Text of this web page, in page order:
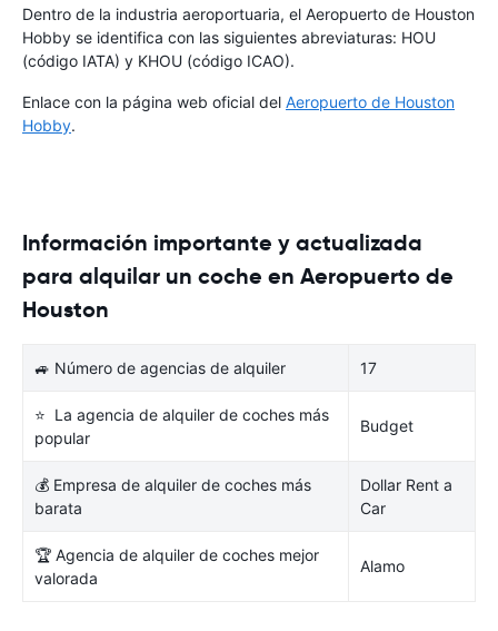
Dentro de la industria aeroportuaria, el Aeropuerto de Houston
Hobby se identifica con las siguientes abreviaturas: HOU
(código IATA) y KHOU (código ICAO).
Enlace con la página web oficial del Aeropuerto de Houston
Hobby.
Información importante y actualizada
para alquilar un coche en Aeropuerto de
Houston
🚙 Número de agencias de alquiler 17
⭐ La agencia de alquiler de coches más
popular
Budget
💰 Empresa de alquiler de coches más
barata
Dollar Rent a
Car
🏆 Agencia de alquiler de coches mejor
valorada
Alamo